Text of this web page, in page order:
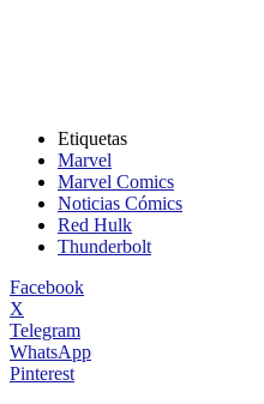
Etiquetas
Marvel
Marvel Comics
Noticias Cómics
Red Hulk
Thunderbolt
Facebook
X
Telegram
WhatsApp
Pinterest